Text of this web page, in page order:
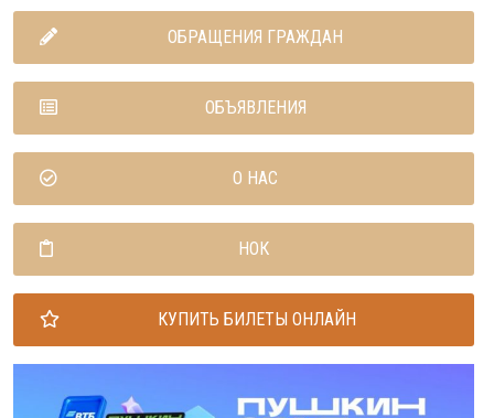
ОБРАЩЕНИЯ ГРАЖДАН
ОБЪЯВЛЕНИЯ
О НАС
НОК
КУПИТЬ БИЛЕТЫ ОНЛАЙН